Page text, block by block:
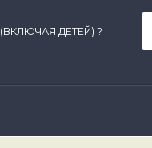
(ВКЛЮЧАЯ ДЕТЕЙ) ?